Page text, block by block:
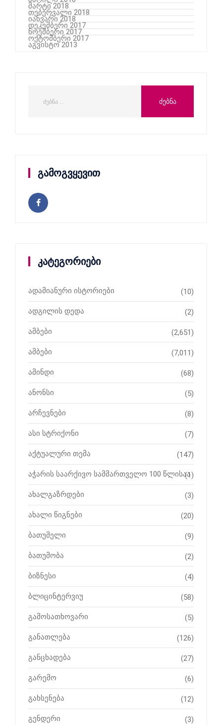
მარტი 2018
თებერვალი 2018
იანვარი 2018
დეკემბერი 2017
ნოემბერი 2017
ოქტომბერი 2017
აგვისტო 2013
გამოგვყევით
კატეგორიები
ადამიანური ისტორიები (10)
ადგილის დედა (2)
ამბები (2,651)
ამბები (7,011)
ამინდი (68)
ანონსი (5)
არჩევნები (8)
ასი სტრიქონი (7)
აქტუალური თემა (147)
აჭარის საარქივო სამმართველო 100 წლისაა
(1)
ახალგაზრდები (3)
ახალი წიგნები (20)
ბათუმელი (9)
ბათუმობა (2)
ბიზნესი (4)
ბლიცინტერვიუ (58)
გამოსათხოვარი (5)
განათლება (126)
განცხადება (27)
გარემო (6)
გახსენება (12)
გენდერი (3)